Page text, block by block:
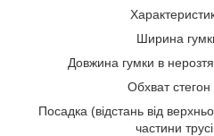
Ширина
Довжина гумки в
Обхват
Посадка (відстань від
частини